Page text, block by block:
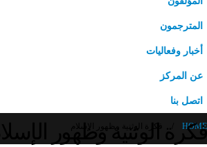
المترجمون
أخبار وفعاليات
عن المركز
اتصل بنا
HOME
فكرة الوثنية وظهور الإسلام